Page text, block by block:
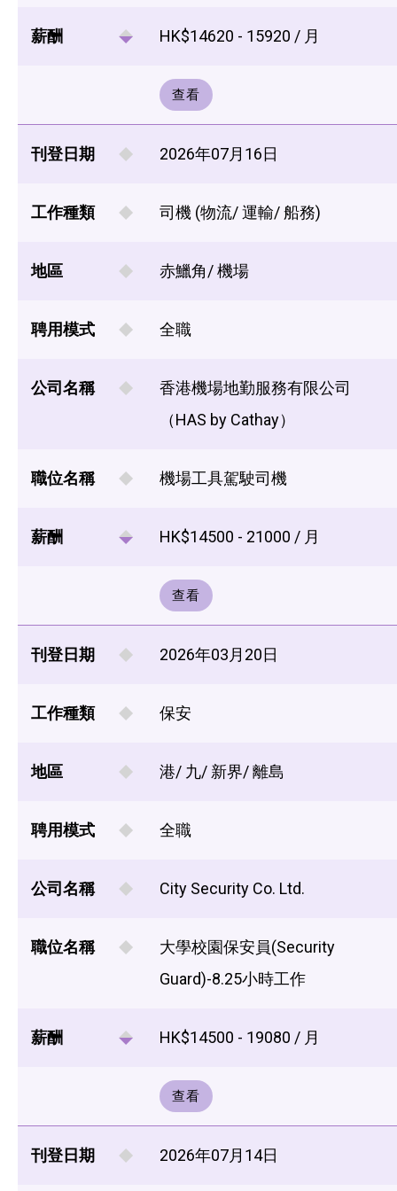
薪酬 HK$14620 - 15920 / 月
查看
刊登日期 2026年07月16日
工作種類 司機 (物流/ 運輸/ 船務)
地區 赤鱲角/ 機場
聘用模式 全職
公司名稱
香港機場地勤服務有限公司
（HAS by Cathay）
職位名稱 機場工具駕駛司機
薪酬 HK$14500 - 21000 / 月
查看
刊登日期 2026年03月20日
工作種類 保安
地區 港/ 九/ 新界/ 離島
聘用模式 全職
公司名稱 City Security Co. Ltd.
職位名稱
大學校園保安員(Security
Guard)-8.25小時工作
薪酬 HK$14500 - 19080 / 月
查看
刊登日期 2026年07月14日